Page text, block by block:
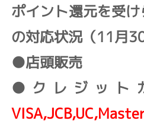
ポイント還元を受
の対応状況（11月
●店頭販売
●クレジット